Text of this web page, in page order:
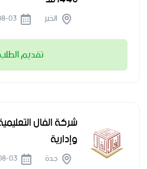
الخبر
تقديم الطلب
شركة الفال
وإدارية
جدة